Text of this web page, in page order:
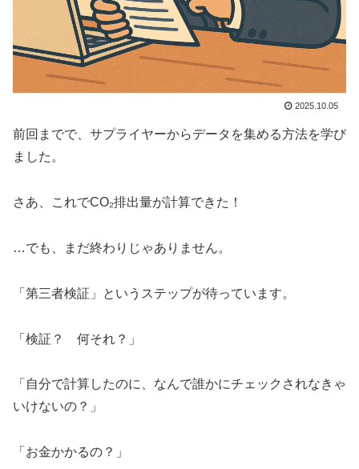
2025.10.05
前回までで、サプライヤーからデータを集める方法を学び
ました。
さあ、これでCO₂排出量が計算できた！
…でも、まだ終わりじゃありません。
「第三者検証」というステップが待っています。
「検証？ 何それ？」
「自分で計算したのに、なんで誰かにチェックされなきゃ
いけないの？」
「お金かかるの？」